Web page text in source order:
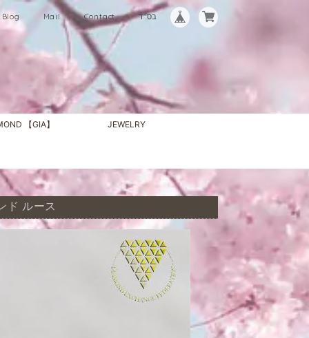
Blog Mail Contact בס"ד
【GIA】 JEWELRY
ド ルース